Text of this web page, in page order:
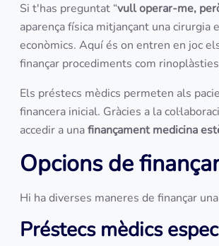
Si t'has preguntat “vull operar-me,
aparença física mitjançant una
econòmics. Aquí és on entren en joc
finançar procediments com
Els préstecs mèdics permeten als
financera inicial. Gràcies a la
accedir a unafinançament medicina
Opcions de
Hi ha diverses maneres de finançar
Préstecs mèdics